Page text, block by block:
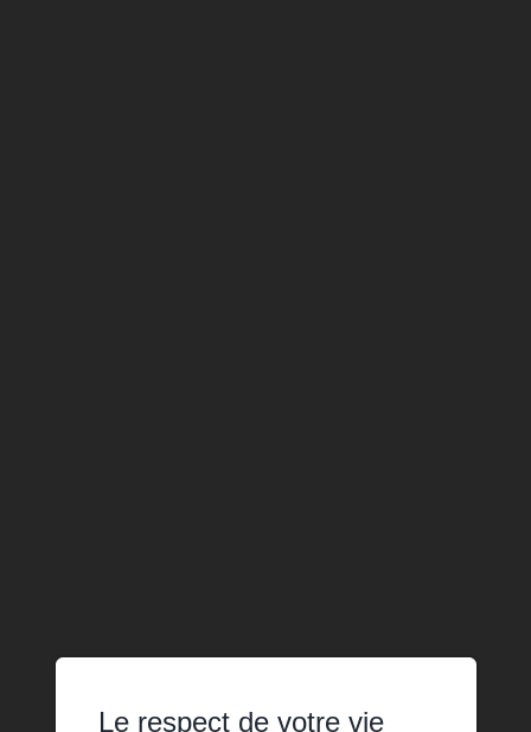
Le respect de votre vie